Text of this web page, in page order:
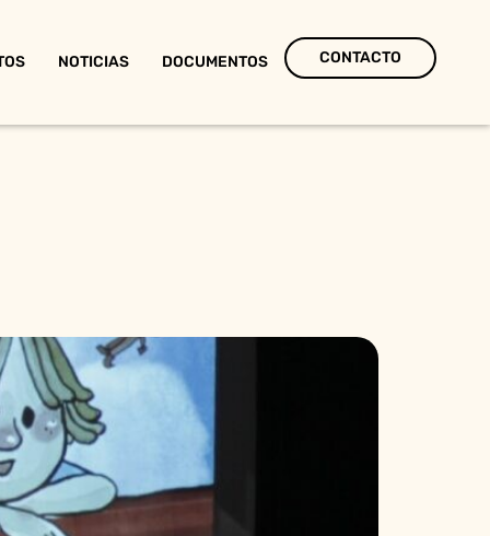
NOTICIAS DOCUMENTOS CONTACTO